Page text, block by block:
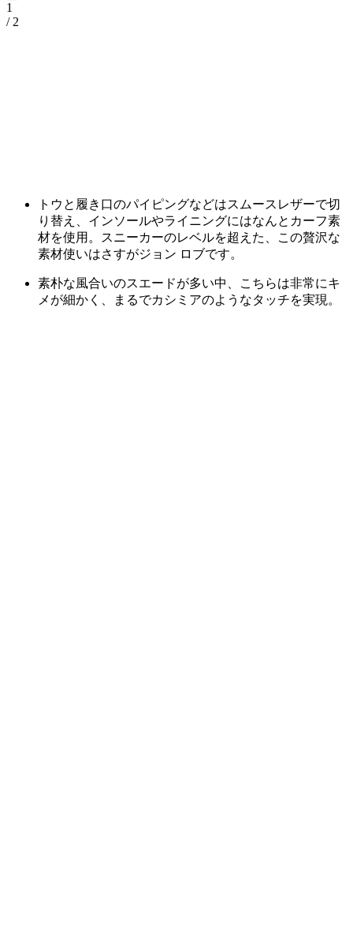
1
/ 2
トウと履き口のパイピングなどはスムースレザーで切
り替え、インソールやライニングにはなんとカーフ素
材を使用。スニーカーのレベルを超えた、この贅沢な
素材使いはさすがジョン ロブです。
素朴な風合いのスエードが多い中、こちらは非常にキ
メが細かく、まるでカシミアのようなタッチを実現。